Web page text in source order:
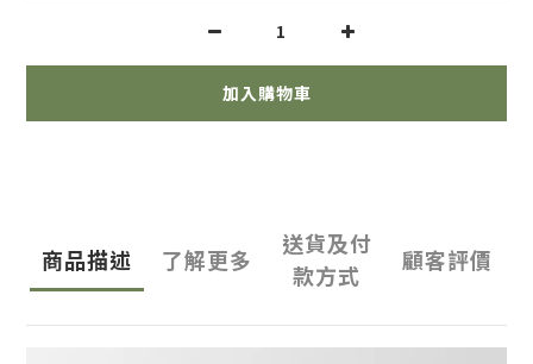
加入購物車
商品描述 了解更多
送貨及付
款方式
顧客評價